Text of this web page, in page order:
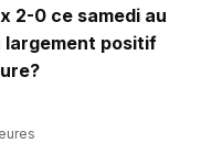
2-0 ce samedi au
largement positif